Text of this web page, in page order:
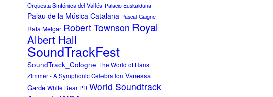
Orquesta Sinfónica del Vallés Palacio Euskalduna
Palau de la Música Catalana Pascal Gaigne
Rafa Melgar Robert Townson Royal
Albert Hall
SoundTrackFest
SoundTrack_Cologne The World of Hans
Zimmer - A Symphonic Celebration Vanessa
Garde White Bear PR World Soundtrack